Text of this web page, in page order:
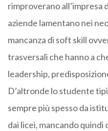
rimproverano all’impresa
aziende lamentano nei
mancanza di soft skill
trasversali che hanno a
leadership,
D’altronde lo studente
sempre più spesso da
dai licei, mancando quindi